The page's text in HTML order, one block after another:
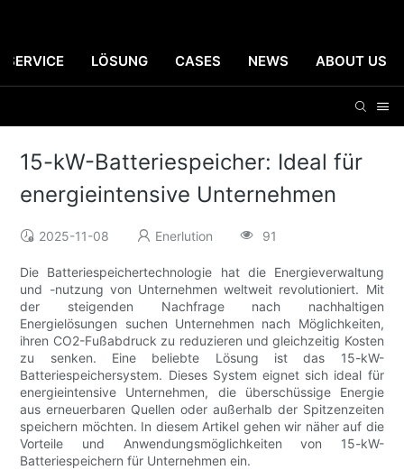
SERVICE LÖSUNG CASES NEWS ABOUT US
15-kW-Batteriespeicher: Ideal für
energieintensive Unternehmen
2025-11-08 Enerlution 91
Die Batteriespeichertechnologie hat die Energieverwaltung
und -nutzung von Unternehmen weltweit revolutioniert. Mit
der steigenden Nachfrage nach nachhaltigen
Energielösungen suchen Unternehmen nach Möglichkeiten,
ihren CO2-Fußabdruck zu reduzieren und gleichzeitig Kosten
zu senken. Eine beliebte Lösung ist das 15-kW-
Batteriespeichersystem. Dieses System eignet sich ideal für
energieintensive Unternehmen, die überschüssige Energie
aus erneuerbaren Quellen oder außerhalb der Spitzenzeiten
speichern möchten. In diesem Artikel gehen wir näher auf die
Vorteile und Anwendungsmöglichkeiten von 15-kW-
Batteriespeichern für Unternehmen ein.